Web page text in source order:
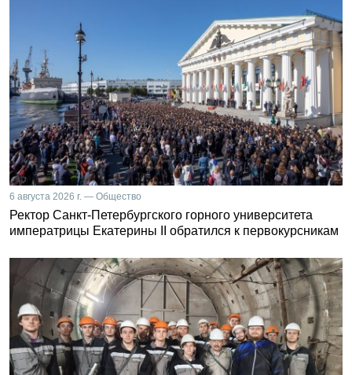
6 августа 2026 г. — Общество
Ректор Санкт-Петербургского горного университета
императрицы Екатерины II обратился к первокурсникам